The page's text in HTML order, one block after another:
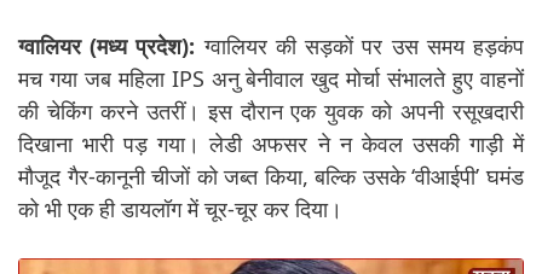
ग्वालियर (मध्य प्रदेश): ग्वालियर की सड़कों पर उस समय हड़कंप
मच गया जब महिला IPS अनु बेनीवाल खुद मोर्चा संभालते हुए वाहनों
की चेकिंग करने उतरीं। इस दौरान एक युवक को अपनी रसूखदारी
दिखाना भारी पड़ गया। लेडी अफसर ने न केवल उसकी गाड़ी में
मौजूद गैर-कानूनी चीजों को जब्त किया, बल्कि उसके ‘वीआईपी’ घमंड
को भी एक ही डायलॉग में चूर-चूर कर दिया।